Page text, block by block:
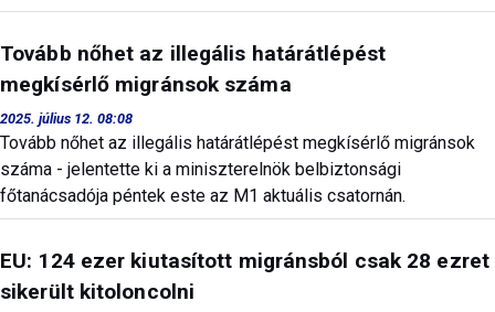
Tovább nőhet az illegális határátlépést
megkísérlő migránsok száma
2025. július 12. 08:08
Tovább nőhet az illegális határátlépést megkísérlő migránsok
száma - jelentette ki a miniszterelnök belbiztonsági
főtanácsadója péntek este az M1 aktuális csatornán.
EU: 124 ezer kiutasított migránsból csak 28 ezret
sikerült kitoloncolni